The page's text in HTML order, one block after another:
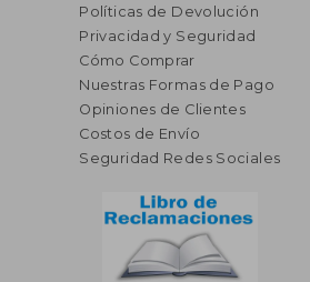
Políticas de Devolución
Privacidad y Seguridad
Cómo Comprar
Nuestras Formas de Pago
Opiniones de Clientes
Costos de Envío
Seguridad Redes Sociales